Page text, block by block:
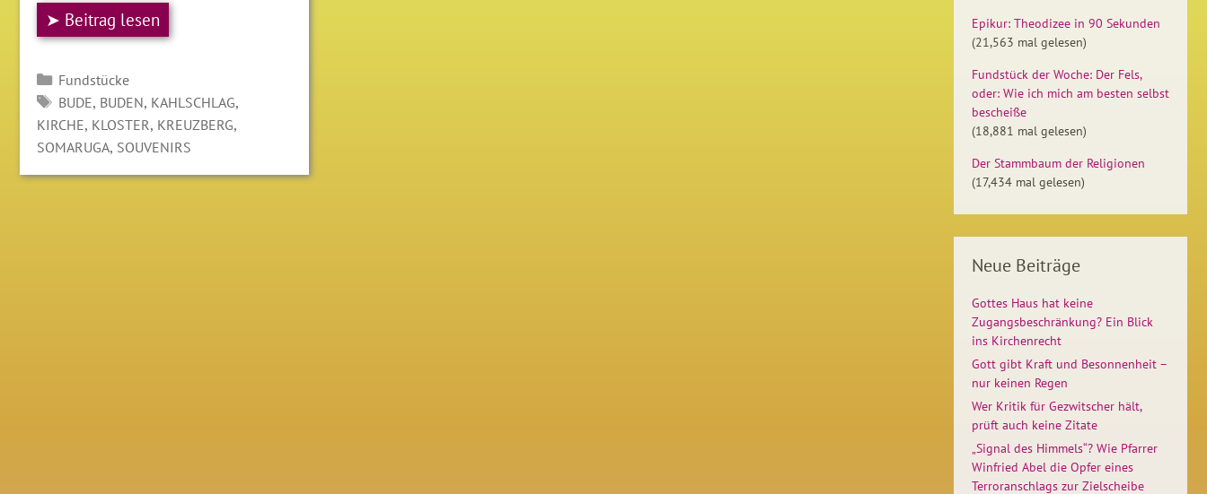
➤ Beitrag lesen
Kategorien
Fundstücke
SCHLAGWÖRTER
BUDE, BUDEN, KAHLSCHLAG,
KIRCHE, KLOSTER, KREUZBERG,
SOMARUGA, SOUVENIRS
Epikur: Theodizee in 90 Sekunden
(21,563 mal gelesen)
Fundstück der Woche: Der Fels,
oder: Wie ich mich am besten selbst
bescheiße
(18,881 mal gelesen)
Der Stammbaum der Religionen
(17,434 mal gelesen)
Neue Beiträge
Gottes Haus hat keine
Zugangsbeschränkung? Ein Blick
ins Kirchenrecht
Gott gibt Kraft und Besonnenheit –
nur keinen Regen
Wer Kritik für Gezwitscher hält,
prüft auch keine Zitate
„Signal des Himmels“? Wie Pfarrer
Winfried Abel die Opfer eines
Terroranschlags zur Zielscheibe